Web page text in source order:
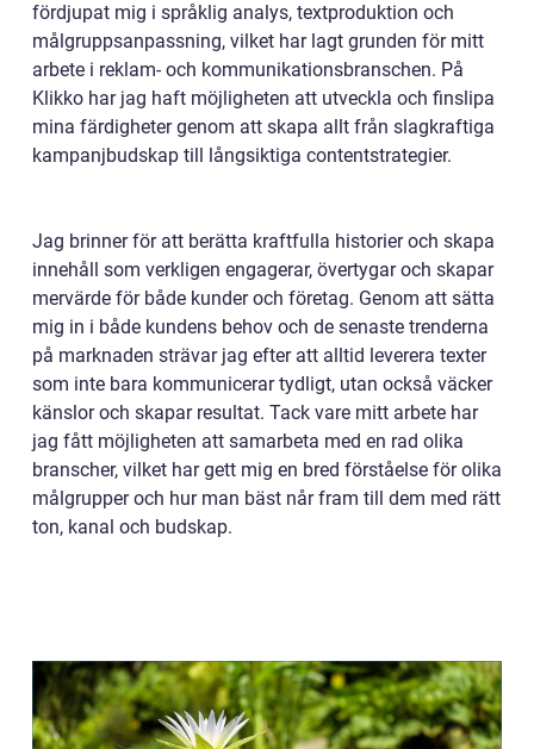
fördjupat mig i språklig analys, textproduktion och
målgruppsanpassning, vilket har lagt grunden för mitt
arbete i reklam- och kommunikationsbranschen. På
Klikko har jag haft möjligheten att utveckla och finslipa
mina färdigheter genom att skapa allt från slagkraftiga
kampanjbudskap till långsiktiga contentstrategier.
Jag brinner för att berätta kraftfulla historier och skapa
innehåll som verkligen engagerar, övertygar och skapar
mervärde för både kunder och företag. Genom att sätta
mig in i både kundens behov och de senaste trenderna
på marknaden strävar jag efter att alltid leverera texter
som inte bara kommunicerar tydligt, utan också väcker
känslor och skapar resultat. Tack vare mitt arbete har
jag fått möjligheten att samarbeta med en rad olika
branscher, vilket har gett mig en bred förståelse för olika
målgrupper och hur man bäst når fram till dem med rätt
ton, kanal och budskap.